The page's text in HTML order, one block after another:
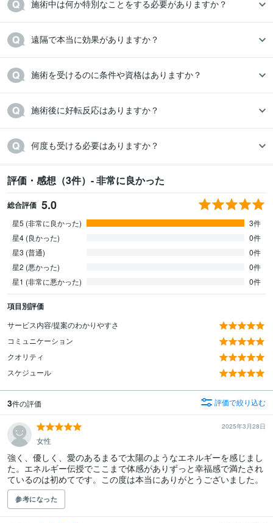
施術中は何か特別なことをする必要がありますか？
遠隔で本当に効果がありますか？
施術を受けるのに条件や資格はありますか？
施術後に好転反応はありますか？
何度も受ける必要はありますか？
評価・感想（3件）- 非常に良かった
総合評価 5.0
星5 (非常に良かった)
3件
星4 (良かった)
0件
星3 (普通)
0件
星2 (悪かった)
0件
星1 (非常に悪かった)
0件
項目別評価
サービス内容/提案のわかりやすさ
コミュニケーション
クオリティ
スケジュール
3件の評価 評価で絞り込む
2025年3月28日
女性
強く、優しく、愛のあるまるで太陽のようなエネルギーを感じまし
た。エネルギー伝授でここまで体感がありずっと幸福感で満たされ
ているのは初めてです。この度は本当にありがとうございました。
参考になった